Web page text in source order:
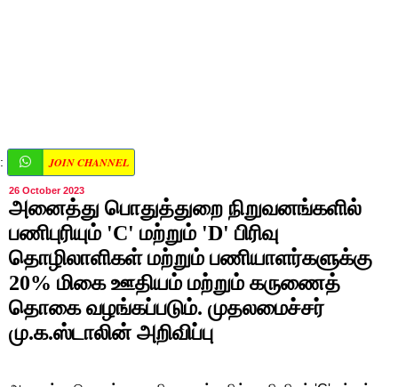
: JOIN CHANNEL
26 October 2023
அனைத்து பொதுத்துறை நிறுவனங்களில்
பணிபுரியும் 'C' மற்றும் 'D' பிரிவு
தொழிலாளிகள் மற்றும் பணியாளர்களுக்கு
20% மிகை ஊதியம் மற்றும் கருணைத்
தொகை வழங்கப்படும். முதலமைச்சர்
மு.க.ஸ்டாலின் அறிவிப்பு